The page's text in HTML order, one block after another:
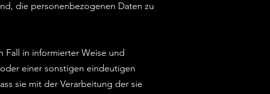
die personenbezogenen Daten zu
in informierter Weise und
einer sonstigen eindeutigen
sie mit der Verarbeitung der sie